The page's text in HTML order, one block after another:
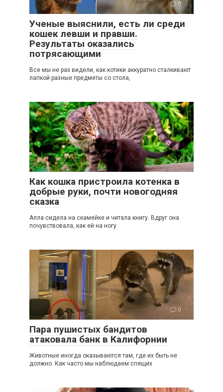
0
Ученые выяснили, есть ли среди
кошек левши и правши.
Результаты оказались
потрясающими
Все мы не раз видели, как котики аккуратно сталкивают
лапкой разные предметы со стола,
2
Как кошка пристроила котенка в
добрые руки, почти новогодняя
сказка
Алла сидела на скамейке и читала книгу. Вдруг она
почувствовала, как ей на ногу
0
Пара пушистых бандитов
атаковала банк в Калифорнии
Животные иногда оказываются там, где их быть не
должно. Как часто мы наблюдаем спящих